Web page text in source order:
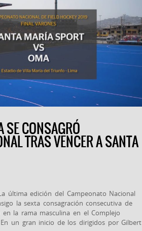
SE CONSAGRÓ
TRAS VENCER A SANTA
última edición del Campeonato Nacional
la sexta consagración consecutiva de
la rama masculina en el Complejo
un gran inicio de los dirigidos por Gilbert